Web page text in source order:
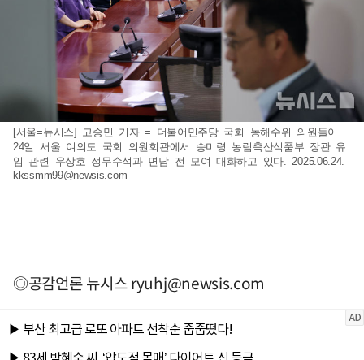
[서울=뉴시스] 고승민 기자 = 더불어민주당 국회 농해수위 의원들이
24일 서울 여의도 국회 의원회관에서 송미령 농림축산식품부 장관 유
임 관련 우상호 정무수석과 면담 전 모여 대화하고 있다. 2025.06.24.
kkssmm99@newsis.com
◎공감언론 뉴시스ryuhj@newsis.com